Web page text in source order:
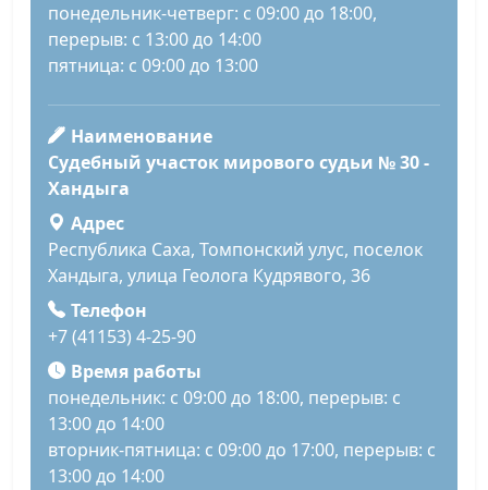
понедельник-четверг: с 09:00 до 18:00,
перерыв: с 13:00 до 14:00
пятница: с 09:00 до 13:00
Наименование
Судебный участок мирового судьи № 30 -
Хандыга
Адрес
Республика Саха, Томпонский улус, поселок
Хандыга, улица Геолога Кудрявого, 36
Телефон
+7 (41153) 4-25-90
Время работы
понедельник: с 09:00 до 18:00, перерыв: с
13:00 до 14:00
вторник-пятница: с 09:00 до 17:00, перерыв: с
13:00 до 14:00